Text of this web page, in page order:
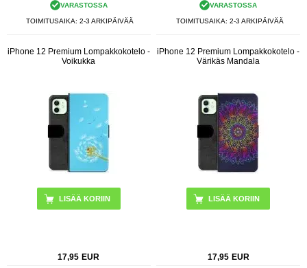
VARASTOSSA
TOIMITUSAIKA: 2-3 ARKIPÄIVÄÄ
VARASTOSSA
TOIMITUSAIKA: 2-3 ARKIPÄIVÄÄ
iPhone 12 Premium Lompakkokotelo -
Voikukka
17,95 EUR
iPhone 12 Premium Lompakkokotelo -
Värikäs Mandala
17,95 EUR